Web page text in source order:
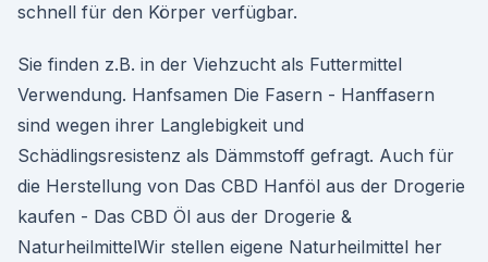
schnell für den Körper verfügbar.
Sie finden z.B. in der Viehzucht als Futtermittel
Verwendung. Hanfsamen Die Fasern - Hanffasern
sind wegen ihrer Langlebigkeit und
Schädlingsresistenz als Dämmstoff gefragt. Auch für
die Herstellung von Das CBD Hanföl aus der Drogerie
kaufen - Das CBD Öl aus der Drogerie &
NaturheilmittelWir stellen eigene Naturheilmittel her